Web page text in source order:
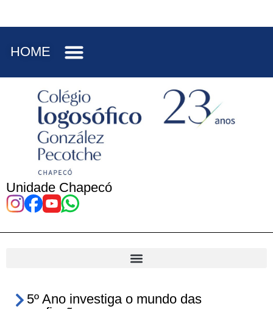
HOME
Unidade Chapecó
5º Ano investiga o mundo das